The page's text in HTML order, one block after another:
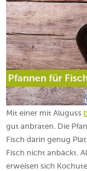
Mit einer mit Aluguss
gut anbraten. Die
Fisch darin genug
Fisch nicht anbäckt.
erweisen sich